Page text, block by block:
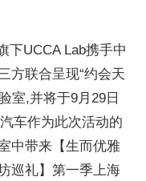
下UCCA Lab携手中
方联合呈现“约会天
室,并将于9月29日
车作为此次活动的
中带来【生而优雅
巡礼】第一季上海